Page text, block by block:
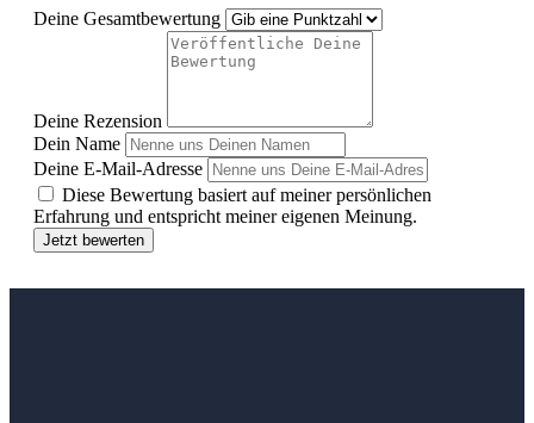
Deine Gesamtbewertung
Deine Rezension
Dein Name
Deine E-Mail-Adresse
Diese Bewertung basiert auf meiner persönlichen
Erfahrung und entspricht meiner eigenen Meinung.
Jetzt bewerten